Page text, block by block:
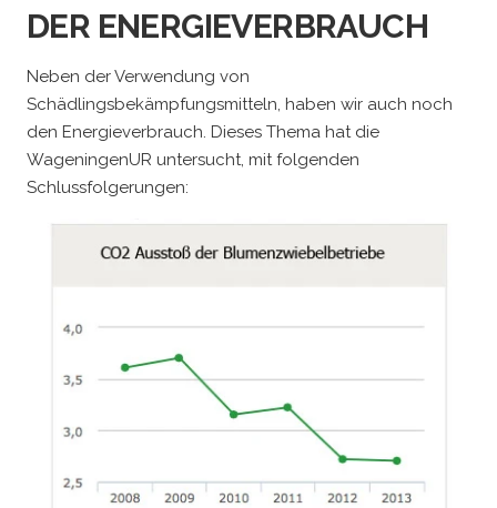
DER ENERGIEVERBRAUCH
Neben der Verwendung von
Schädlingsbekämpfungsmitteln, haben wir auch noch
den Energieverbrauch. Dieses Thema hat die
WageningenUR untersucht, mit folgenden
Schlussfolgerungen: